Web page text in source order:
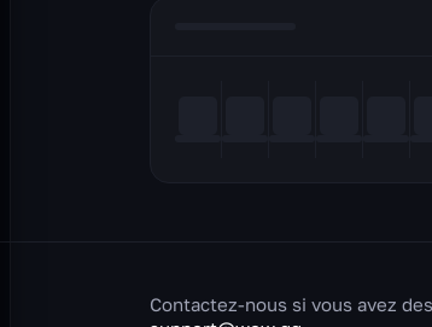
Contactez-nous si vous avez